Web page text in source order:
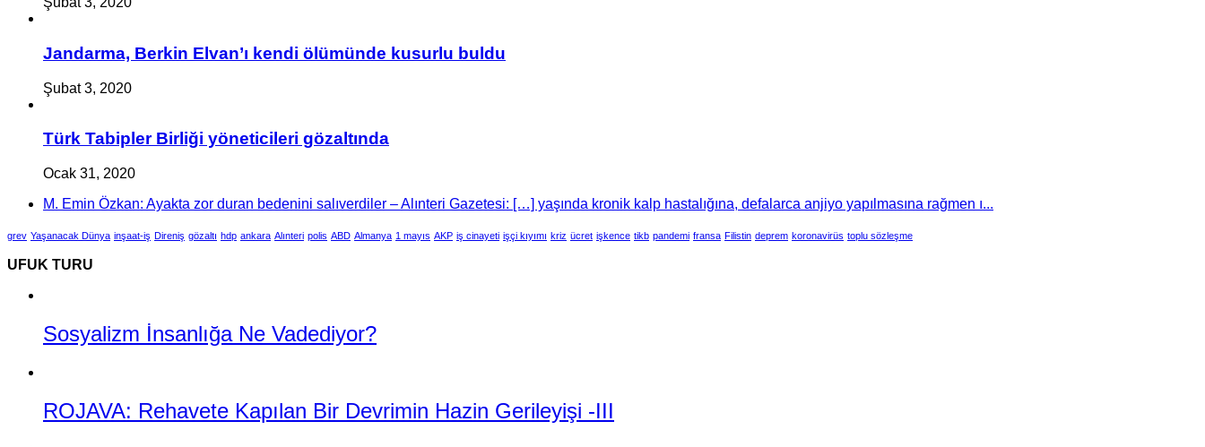
Jandarma, Berkin Elvan’ı kendi ölümünde kusurlu buldu
Şubat 3, 2020
Türk Tabipler Birliği yöneticileri gözaltında
Ocak 31, 2020
M. Emin Özkan: Ayakta zor duran bedenini salıverdiler – Alınteri Gazetesi: […] yaşında kronik kalp hastalığına, defalarca anjiyo yapılmasına rağmen ı...
grev Yaşanacak Dünya inşaat-iş Direniş gözaltı hdp ankara Alınteri polis ABD Almanya 1 mayıs AKP iş cinayeti işçi kıyımı kriz ücret işkence tikb pandemi fransa Filistin deprem koronavirüs toplu sözleşme
UFUK TURU
Sosyalizm İnsanlığa Ne Vadediyor?
ROJAVA: Rehavete Kapılan Bir Devrimin Hazin Gerileyişi -III